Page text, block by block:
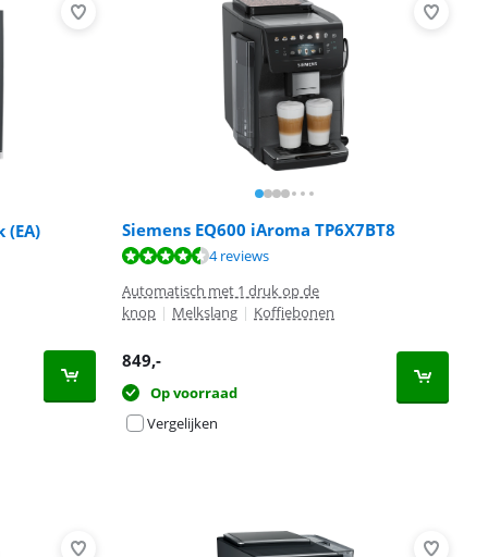
(EA) Siemens EQ600 iAroma TP6X7BT8
4 reviews
Automatisch met 1 druk op de
knop | Melkslang | Koffiebonen
849,-
Op voorraad
Vergelijken